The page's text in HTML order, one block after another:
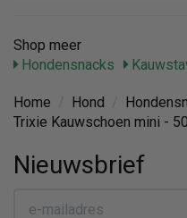
Shop meer
Hondensnacks
Home Hond
Trixie Kauwschoen mini -
Nieuwsbrief